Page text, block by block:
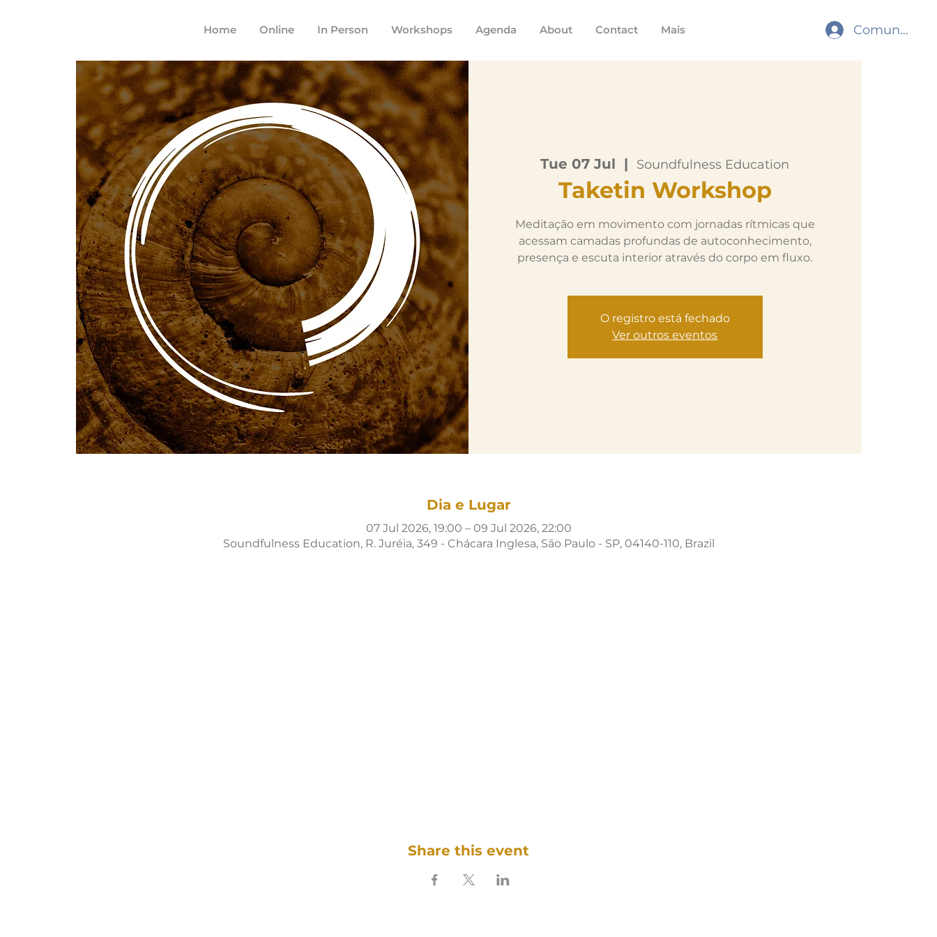
Home Online In Person Workshops Agenda About Contact Mais Comunidade
Tue 07 Jul
  |
Soundfulness Education
Taketin Workshop
Meditação em movimento com jornadas rítmicas que
acessam camadas profundas de autoconhecimento,
presença e escuta interior através do corpo em fluxo.
O registro está fechado
Ver outros eventos
Dia e Lugar
07 Jul 2026, 19:00 – 09 Jul 2026, 22:00
Soundfulness Education, R. Juréia, 349 - Chácara Inglesa, São Paulo - SP, 04140-110, Brazil
Share this event